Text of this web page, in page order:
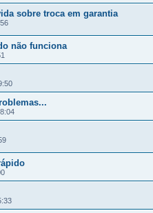
sobre troca em garantia
não funciona